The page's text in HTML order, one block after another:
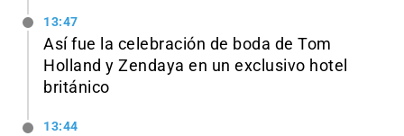
13:47
Así fue la celebración de boda de Tom
Holland y Zendaya en un exclusivo hotel
británico
13:44